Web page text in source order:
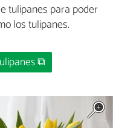
tulipanes para poder
los tulipanes.
⧉